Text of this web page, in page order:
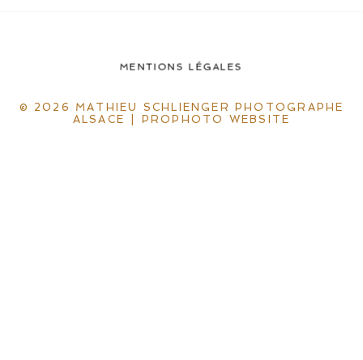
MENTIONS LÉGALES
© 2026 MATHIEU SCHLIENGER PHOTOGRAPHE
ALSACE
PROPHOTO WEBSITE